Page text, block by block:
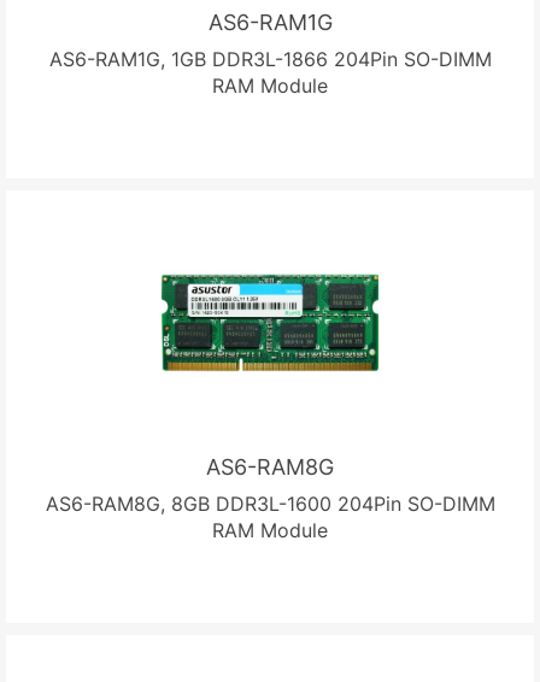
AS6-RAM1G
AS6-RAM1G, 1GB DDR3L-1866 204Pin SO-DIMM
RAM Module
AS6-RAM8G
AS6-RAM8G, 8GB DDR3L-1600 204Pin SO-DIMM
RAM Module